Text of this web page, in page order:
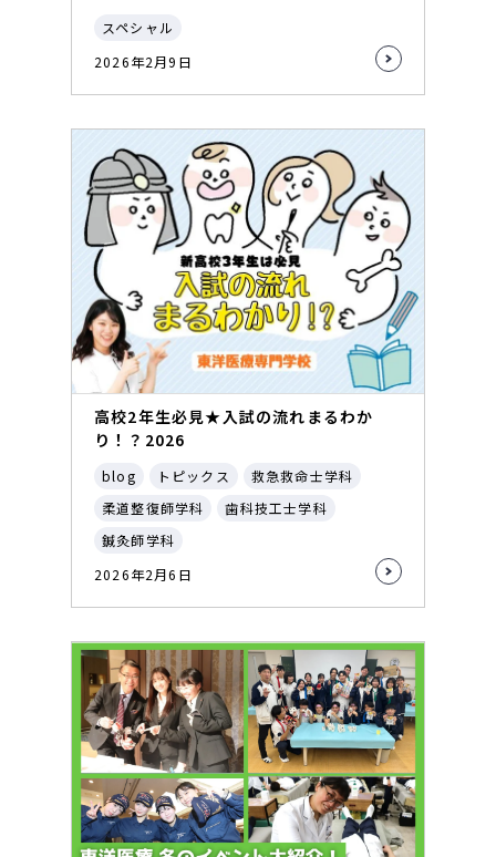
スペシャル
2026年2月9日
高校2年生必見★入試の流れまるわか
り！？2026
blog トピックス
救急救命士学科
柔道整復師学科
歯科技工士学科
鍼灸師学科
2026年2月6日